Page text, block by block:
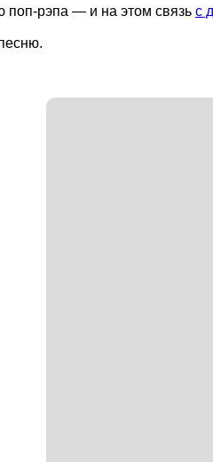
поп-рэпа — и на этом связь с